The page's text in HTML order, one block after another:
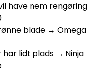
have nem rengøring
blade → Omega
har lidt plads → Ninja